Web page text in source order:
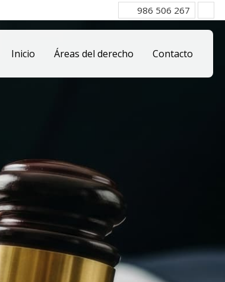
986 506 267
Inicio Áreas del derecho Contacto